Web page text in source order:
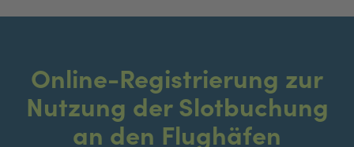
Online-Registrierung zur
Nutzung der Slotbuchung
an den Flughäfen